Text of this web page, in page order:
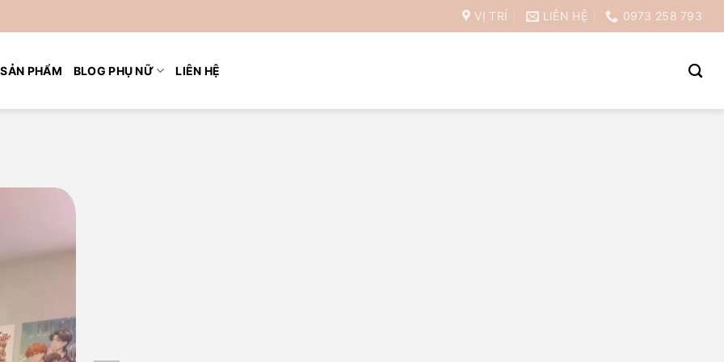
VỊ TRÍ LIÊN HỆ 0973 258 793
SẢN PHẨM BLOG PHỤ NỮ LIÊN HỆ